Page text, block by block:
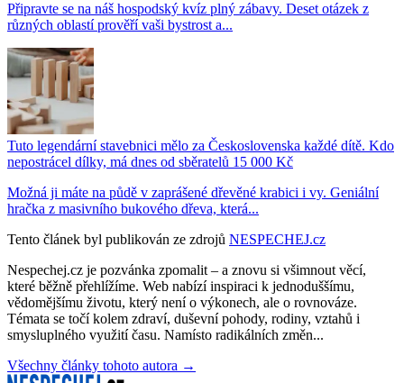
Připravte se na náš hospodský kvíz plný zábavy. Deset otázek z
různých oblastí prověří vaši bystrost a...
Tuto legendární stavebnici mělo za Československa každé dítě. Kdo
nepostrácel dílky, má dnes od sběratelů 15 000 Kč
Možná ji máte na půdě v zaprášené dřevěné krabici i vy. Geniální
hračka z masivního bukového dřeva, která...
Tento článek byl publikován ze zdrojů NESPECHEJ.cz
Nespechej.cz je pozvánka zpomalit – a znovu si všimnout věcí,
které běžně přehlížíme. Web nabízí inspiraci k jednoduššímu,
vědomějšímu životu, který není o výkonech, ale o rovnováze.
Témata se točí kolem zdraví, duševní pohody, rodiny, vztahů i
smysluplného využití času. Namísto radikálních změn...
Všechny články tohoto autora →